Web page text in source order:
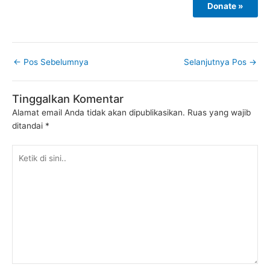
Donate »
← Pos Sebelumnya Selanjutnya Pos →
Tinggalkan Komentar
Alamat email Anda tidak akan dipublikasikan. Ruas yang wajib
ditandai *